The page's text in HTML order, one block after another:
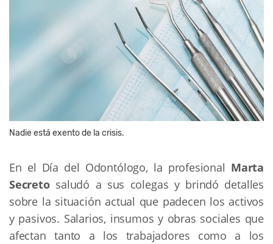
Nadie está exento de la crisis.
En el Día del Odontólogo, la profesional Marta
Secretosaludó a sus colegas y brindó detalles
sobre la situación actual que padecen los activos
y pasivos. Salarios, insumos y obras sociales que
afectan tanto a los trabajadores como a los